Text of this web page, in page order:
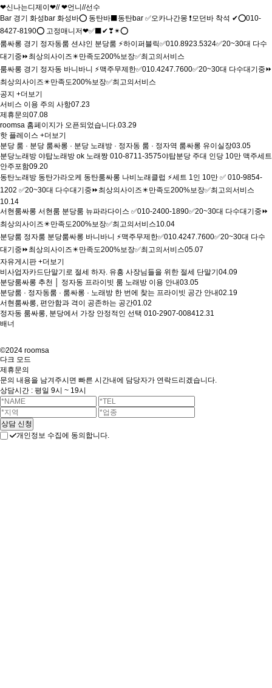
❤신나는디제이❤// ❤언니//선수
Bar 경기 화성bar 화성바⭕ 동탄바⬛동탄bar ✅오카나간몽 ❗모던바 착석 ✔⭕010-
8427-8190⭕ 고정매니저❤✅⬛✔❣✴⭕
룸싸롱 경기
정자동룸 션샤인 분당룸 ⚡하이퍼블릭✅010.8923.5324✅20~30대 다수
대기중⏩최상의사이즈✴️만족도200%보장✅최고의서비스
룸싸롱 경기
정자동 바니바니 ⚡맥주무제한✅010.4247.7600✅20~30대 다수대기중⏩
최상의사이즈✴️만족도200%보장✅최고의서비스
공지 +더보기
서비스 이용 주의 사항07.23
제휴문의 07.08
roomsa 홈페이지가 오픈되었습니다.03.29
핫 플레이스 +더보기
분당 룸 · 분당 룸싸롱 · 분당 노래방 · 정자동 룸 · 정자역 룸싸롱 유이실장03.05
분당노래방 야탑노래방 ok 노래짱 010-8711-3575야탑분당 주대 인당 10만 맥주세트
안주포함09.20
동탄노래방 동탄가라오케 동탄룸싸롱 나비노래클럽 ⚡세트 1인 10만 ✅ 010-9854-
1202 ✅20~30대 다수대기중⏩최상의사이즈✴️만족도200%보장✅최고의서비스
10.14
서현룸싸롱 서현룸 분당룸 뉴파라다이스 ✅010-2400-1890✅20~30대 다수대기중⏩
최상의사이즈✴️만족도200%보장✅최고의서비스10.04
분당룸 정자룸 분당룸싸롱 바니바니 ⚡맥주무제한✅010.4247.7600✅20~30대 다수
대기중⏩최상의사이즈✴️만족도200%보장✅최고의서비스05.07
자유게시판 +더보기
비사업자카드단말기로 절세 하자. 유흥 사장님들을 위한 절세 단말기 04.09
분당룸싸롱 추천 │ 정자동 프라이빗 룸 노래방 이용 안내03.05
분당룸 · 정자동룸 · 룸싸롱 · 노래방 한 번에 찾는 프라이빗 공간 안내02.19
서현룸싸롱, 편안함과 격이 공존하는 공간01.02
정자동 룸싸롱, 분당에서 가장 안정적인 선택 010-2907-008412.31
배너
©2024 roomsa
다크 모드
제휴문의
문의 내용을 남겨주시면 빠른 시간내에 담당자가 연락드리겠습니다.
상담시간 : 평일 9시 ~ 19시
개인정보 수집에 동의합니다.